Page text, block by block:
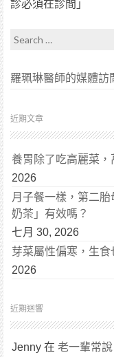
診必須在診間」
Search for:
羅珮琳醫師的媒體訪
近期文章
養胃除了吃高麗菜
2026
月子餐一樣，第二
奶茶」有效嗎？
七月 30, 2026
芽菜屬性偏寒，生食
2026
近期迴響
Jenny 在 老一輩常